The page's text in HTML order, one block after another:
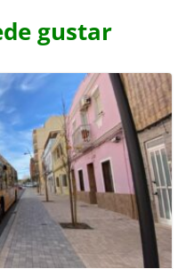
gustar